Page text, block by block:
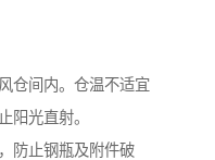
仓间内。仓温不适宜
阳光直射。
防止钢瓶及附件破